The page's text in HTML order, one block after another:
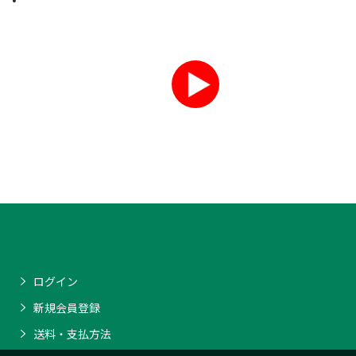
ログイン
新規会員登録
送料・支払方法